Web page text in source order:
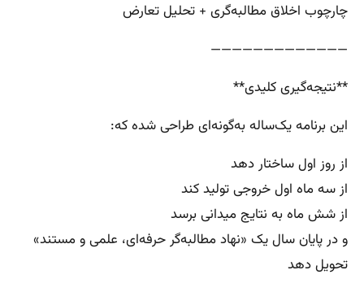
چارچوب اخلاق مطالبه‌گری + تحلیل تعارض
—————————————
**نتیجه‌گیری کلیدی**
این برنامه یک‌ساله به‌گونه‌ای طراحی شده که:
از روز اول ساختار دهد
از سه ماه اول خروجی تولید کند
از شش ماه به نتایج میدانی برسد
و در پایان سال یک «نهاد مطالبه‌گر حرفه‌ای، علمی و مستند»
تحویل دهد